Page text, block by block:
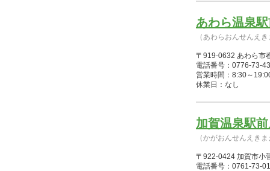
あわら温泉
（あわらおんせんえ
〒919-0632 あわら市
電話番号：0776-73-
営業時間：8:30～
休業日：なし
加賀温泉駅
（かがおんせんえき
〒922-0424 加賀市小
電話番号：0761-73-